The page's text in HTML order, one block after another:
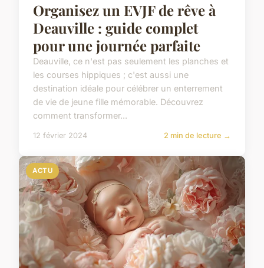
Organisez un EVJF de rêve à
Deauville : guide complet
pour une journée parfaite
Deauville, ce n'est pas seulement les planches et
les courses hippiques ; c'est aussi une
destination idéale pour célébrer un enterrement
de vie de jeune fille mémorable. Découvrez
comment transformer...
12 février 2024 2 min de lecture →
ACTU